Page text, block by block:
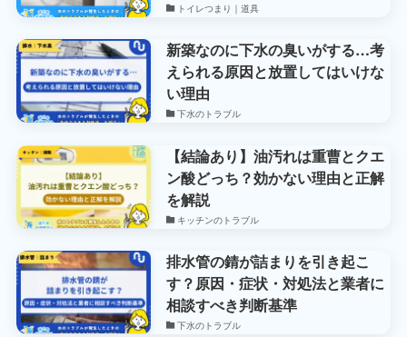
トイレつまり｜道具
新築なのに下水の臭いがする…考
えられる原因と放置してはいけな
い理由
下水のトラブル
【結論あり】油汚れは重曹とクエ
ン酸どっち？効かない理由と正解
を解説
キッチンのトラブル
排水管の錆が詰まりを引き起こ
す？原因・症状・対処法と業者に
相談すべき判断基準
下水のトラブル